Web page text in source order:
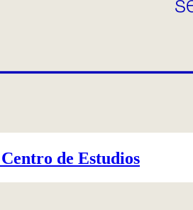
de Estudios